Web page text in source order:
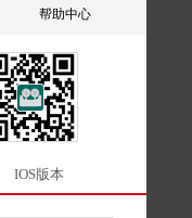
帮助中心
IOS版本